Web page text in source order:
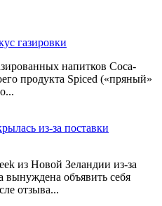
газировки
напитков Coca-
продукта Spiced («пряный»
из-за поставки
из Новой Зеландии из-за
объявить себя
отзыва...